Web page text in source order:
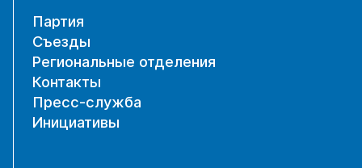
Партия
Съезды
Региональные отделения
Контакты
Пресс-служба
Инициативы